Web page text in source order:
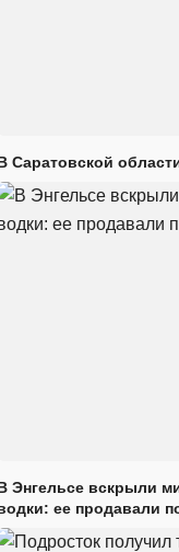
Саратовской
Энгельсе вскрыли
ее продавали